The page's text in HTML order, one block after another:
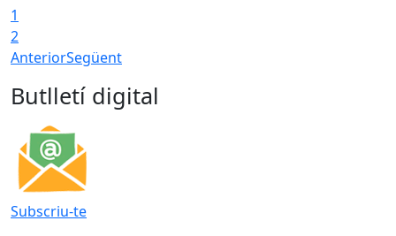
1
2
AnteriorSegüent
Butlletí digital
Subscriu-te